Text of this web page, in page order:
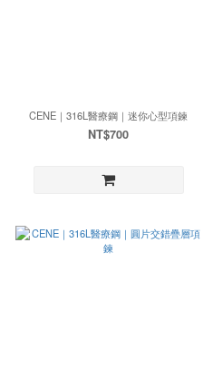
CENE｜316L醫療鋼｜迷你心型項鍊
NT$700